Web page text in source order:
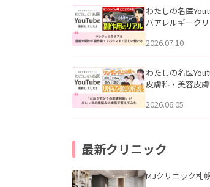
説」を公開いたし
わたしの名医
バアレルギーク
医師が明かす副作
公開いたしました
2026.07.10
わたしの名医
皮膚科・美容皮
ッズの肌悩みに本
2026.06.05
最新クリニック
MJクリニック札